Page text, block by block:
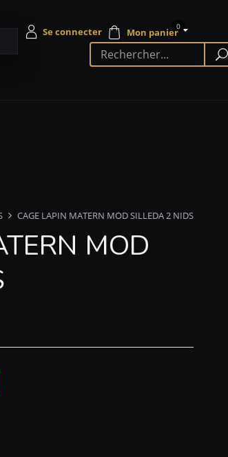
0
CAGE LAPIN MATERN MOD SILLEDA 2 NIDS
MOD